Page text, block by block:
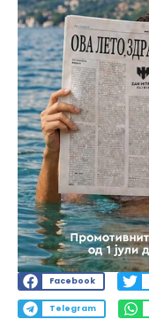
Facebook
Telegram